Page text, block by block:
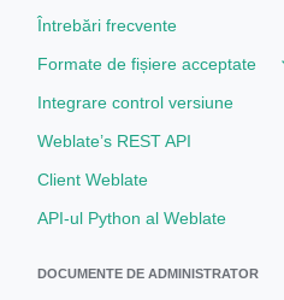
Întrebări frecvente
Formate de fișiere acceptate
Integrare control versiune
Weblate’s REST API
Client Weblate
API-ul Python al Weblate
DOCUMENTE DE ADMINISTRATOR